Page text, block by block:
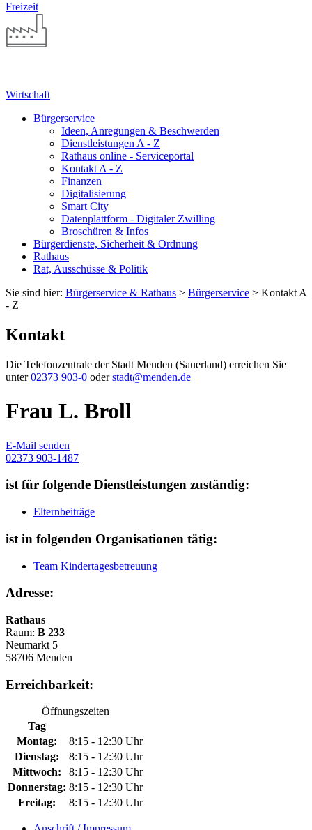
Freizeit
Wirtschaft
Bürgerservice
Ideen, Anregungen & Beschwerden
Dienstleistungen A - Z
Rathaus online - Serviceportal
Kontakt A - Z
Finanzen
Digitalisierung
Smart City
Datenplattform - Digitaler Zwilling
Broschüren & Infos
Bürgerdienste, Sicherheit & Ordnung
Rathaus
Rat, Ausschüsse & Politik
Sie sind hier: Bürgerservice & Rathaus > Bürgerservice > Kontakt A
- Z
Kontakt
Die Telefonzentrale der Stadt Menden (Sauerland) erreichen Sie
unter02373 903-0 oderstadt@menden.de
Frau L. Broll
E-Mail senden
02373 903-1487
ist für folgende Dienstleistungen zuständig:
Elternbeiträge
ist in folgenden Organisationen tätig:
Team Kindertagesbetreuung
Adresse:
Rathaus
Raum: B 233
Neumarkt 5
58706 Menden
Erreichbarkeit:
Öffnungszeiten
Tag
Montag:
8:15 - 12:30 Uhr
Dienstag:
8:15 - 12:30 Uhr
Mittwoch:
8:15 - 12:30 Uhr
Donnerstag: 8:15 - 12:30 Uhr
Freitag:
8:15 - 12:30 Uhr